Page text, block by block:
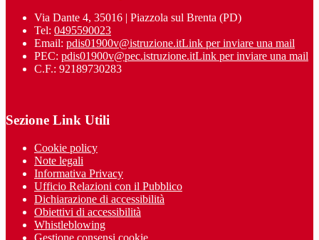
Via Dante 4, 35016 | Piazzola sul Brenta (PD)
Tel: 0495590023
Email: pdis01900v@istruzione.itLink per inviare una mail
PEC: pdis01900v@pec.istruzione.itLink per inviare una mail
C.F.: 92189730283
Sezione Link Utili
Cookie policy
Note legali
Informativa Privacy
Ufficio Relazioni con il Pubblico
Dichiarazione di accessibilità
Obiettivi di accessibilità
Whistleblowing
Gestione consensi cookie